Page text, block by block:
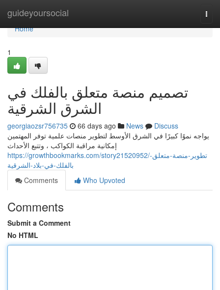
guideyoursocial
Home
Home
1
تصميم منصة متعلق بالفلك في
الشرق الشرقية
georgiaozsr756735 66 days ago News
Discuss
يواجه نموًا كبيرًا في الشرق الأوسط لتطوير منصات علمية توفر المهتمين
إمكانية مراقبة الكواكب ، وتتبع الأحداث
https://growthbookmarks.com/story21520952/تطوير-منصة-متعلق-
بالفلك-في-بلاد-الشرقية
Comments
Who Upvoted
Comments
Submit a Comment
No HTML